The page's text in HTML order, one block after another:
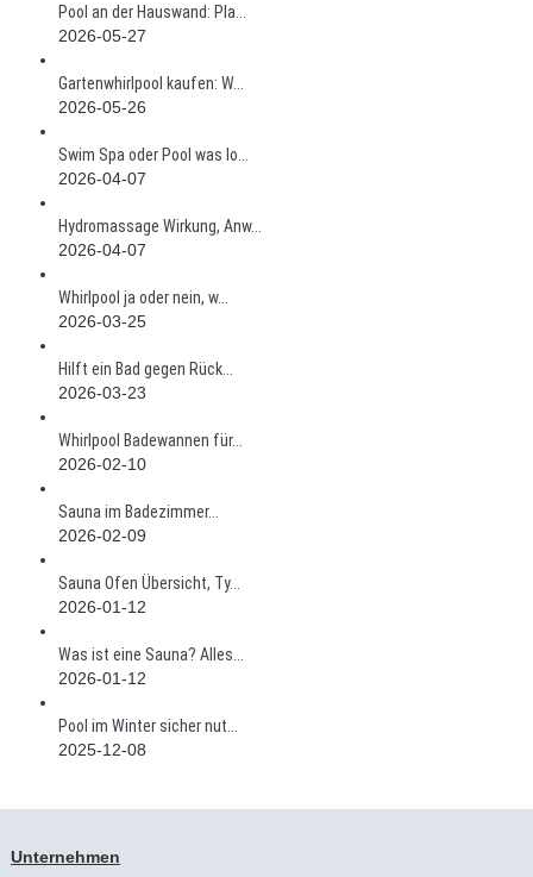
Pool an der Hauswand: Pla...
2026-05-27
Gartenwhirlpool kaufen: W...
2026-05-26
Swim Spa oder Pool was lo...
2026-04-07
Hydromassage Wirkung, Anw...
2026-04-07
Whirlpool ja oder nein, w...
2026-03-25
Hilft ein Bad gegen Rück...
2026-03-23
Whirlpool Badewannen für...
2026-02-10
Sauna im Badezimmer...
2026-02-09
Sauna Ofen Übersicht, Ty...
2026-01-12
Was ist eine Sauna? Alles...
2026-01-12
Pool im Winter sicher nut...
2025-12-08
Unternehmen